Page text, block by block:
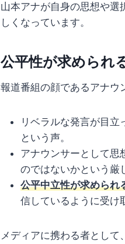
山本アナが自身の思想や選
しくなっています。
公平性が求められ
報道番組の顔であるアナウ
リベラルな発言が目
という声。
アナウンサーとして思
のではないかという厳
公平中立性が求められ
信しているように受け
メディアに携わる者とし